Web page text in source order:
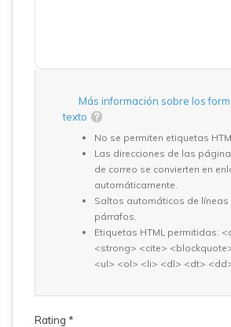
Más información sobre los
texto
No se permiten etiquetas
Las direcciones de las
de correo se convierten en
automáticamente.
Saltos automáticos de líneas
párrafos.
Etiquetas HTML permitidas:
<strong> <cite>
<ul> <ol> <li> <dl> <dt>
Rating *